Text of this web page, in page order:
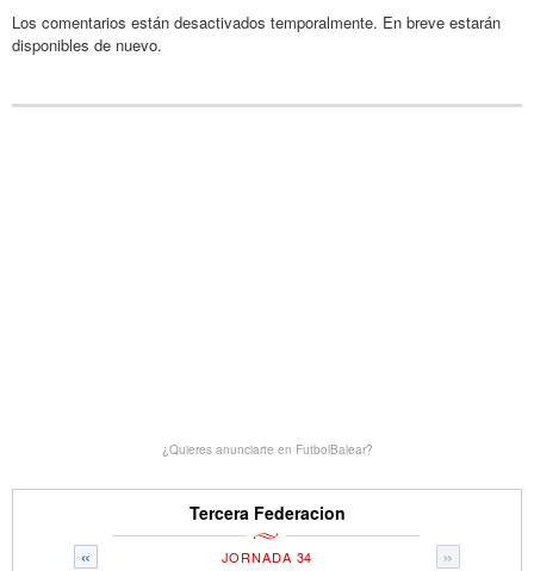
Los comentarios están desactivados temporalmente. En breve estarán
disponibles de nuevo.
¿Quieres anunciarte en FutbolBalear?
Tercera Federacion
« »
JORNADA 34